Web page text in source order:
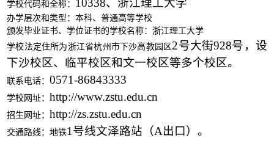
学校代码和全称： 10338、浙江理工大学
办学层次和类型：本科、普通高等学校
颁发毕业证书、学位证书的学校名称：浙江理工大学
学校法定住所为浙江省杭州市下沙高教园区2号大街928号，设
下沙校区、临平校区和文一校区等多个校区。
联系电话：0571-86843333
学校网址：http://www.zstu.edu.cn
招生网址：http://zs.zstu.edu.cn
交通路线：地铁1号线文泽路站（A出口）。